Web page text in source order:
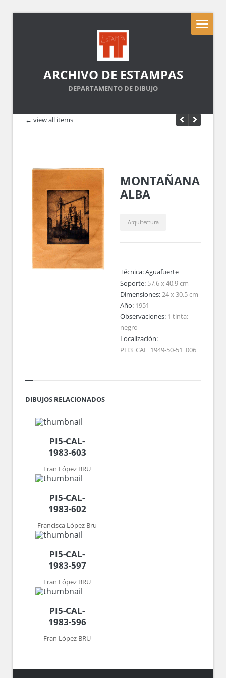
ARCHIVO DE ESTAMPAS
DEPARTAMENTO DE DIBUJO
← view all items
MONTAÑANA
ALBA
Arquitectura
Técnica:Aguafuerte
Soporte: 57,6 x 40,9 cm
Dimensiones:24 x 30,5 cm
Año: 1951
Observaciones: 1 tinta;
negro
Localización:
PH3_CAL_1949-50-51_006
DIBUJOS RELACIONADOS
PI5-CAL-
1983-603
Fran López BRU
PI5-CAL-
1983-602
Francisca López Bru
PI5-CAL-
1983-597
Fran López BRU
PI5-CAL-
1983-596
Fran López BRU